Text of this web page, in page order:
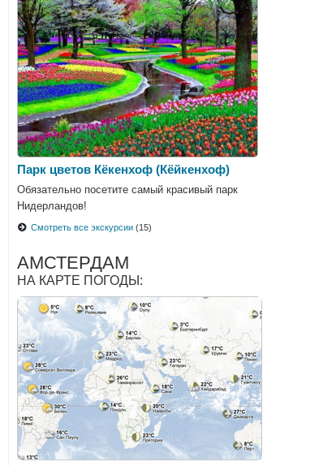
Парк цветов Кёкенхоф (Кёйкенхоф)
Обязательно посетите самый красивый парк
Нидерландов!
Смотреть все экскурсии (15)
АМСТЕРДАМ
НА КАРТЕ ПОГОДЫ: